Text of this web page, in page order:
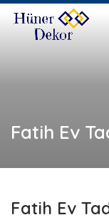
Fatih Ev
Fatih Ev